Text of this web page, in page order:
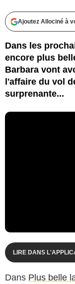
Ajoutez Allociné à
Dans les
encore plus
Barbara vont
l'affaire du vol
surprenante...
LIRE DANS
Dans Plus belle